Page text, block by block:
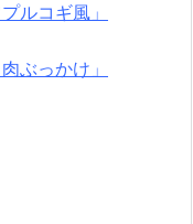
ルコギ風」
ぶっかけ」